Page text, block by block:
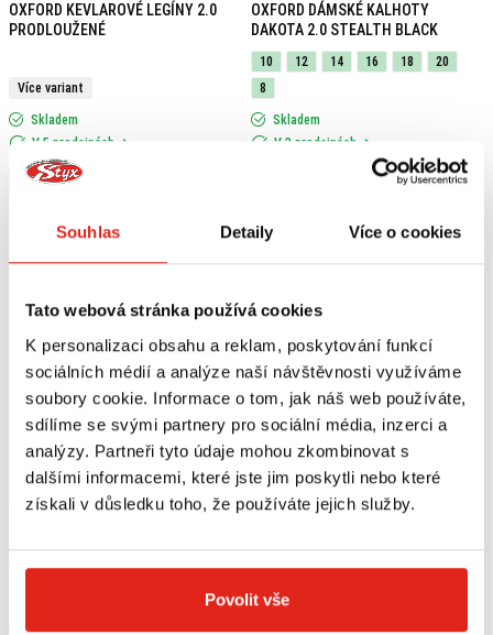
Souhlas Detaily Více o cookies
Tato webová stránka používá cookies
K personalizaci obsahu a reklam, poskytování funkcí
sociálních médií a analýze naší návštěvnosti využíváme
soubory cookie. Informace o tom, jak náš web používáte,
sdílíme se svými partnery pro sociální média, inzerci a
analýzy. Partneři tyto údaje mohou zkombinovat s
dalšími informacemi, které jste jim poskytli nebo které
získali v důsledku toho, že používáte jejich služby.
Povolit vše
OXFORD KEVLAROVÉ LEGÍNY 2.0
PRODLOUŽENÉ
Více variant
Skladem
V 5 prodejnách
Koupit
OXFORD DÁMSKÉ KALHOTY
DAKOTA 2.0 STEALTH BLACK
10 12 14 16 18
20
8
Skladem
V 3 prodejnách
-36% Ušetříte 970 Kč Výpredaj
OXFORD KALHOTY DAKOTA 2.0
TECH BLACK ZKRÁCENÉ
Skladem
Výpredaj
OXFORD KALHOTY SIREN 2.0 BLACK
10
Skladem